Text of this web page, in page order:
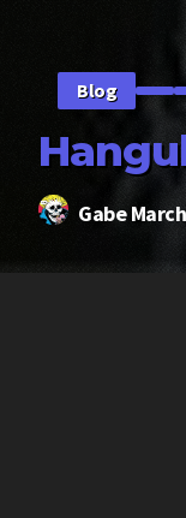
Blog
Gabe March